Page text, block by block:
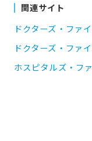
関連サイト
ドクターズ・ファ
ドクターズ・ファ
ホスピタルズ・フ